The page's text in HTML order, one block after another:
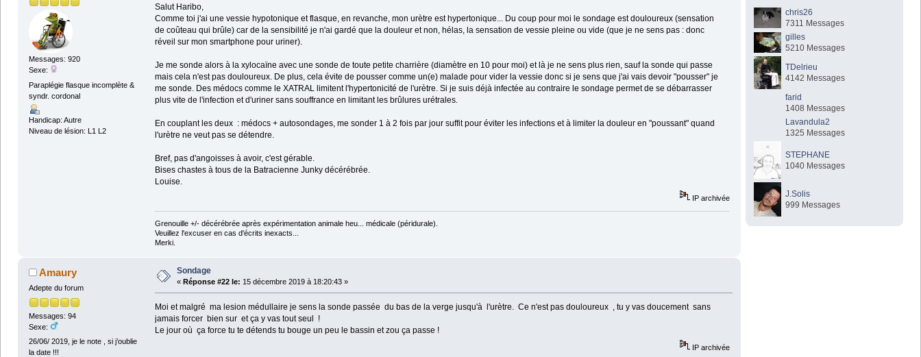
Messages: 920
Sexe:
Paraplégie flasque incomplète &
syndr. cordonal
Handicap: Autre
Niveau de lésion: L1 L2
Salut Haribo,
Comme toi j'ai une vessie hypotonique et flasque, en revanche, mon urètre est hypertonique... Du coup pour moi le sondage est douloureux (sensation
de coûteau qui brûle) car de la sensibilité je n'ai gardé que la douleur et non, hélas, la sensation de vessie pleine ou vide (que je ne sens pas : donc
réveil sur mon smartphone pour uriner).
Je me sonde alors à la xylocaïne avec une sonde de toute petite charrière (diamètre en 10 pour moi) et là je ne sens plus rien, sauf la sonde qui passe
mais cela n'est pas douloureux. De plus, cela évite de pousser comme un(e) malade pour vider la vessie donc si je sens que j'ai vais devoir "pousser" je
me sonde. Des médocs comme le XATRAL limitent l'hypertonicité de l'urètre. Si je suis déjà infectée au contraire le sondage permet de se débarrasser
plus vite de l'infection et d'uriner sans souffrance en limitant les brûlures urétrales.
En couplant les deux : médocs + autosondages, me sonder 1 à 2 fois par jour suffit pour éviter les infections et à limiter la douleur en "poussant" quand
l'urètre ne veut pas se détendre.
Bref, pas d'angoisses à avoir, c'est gérable.
Bises chastes à tous de la Batracienne Junky décérébrée.
Louise.
IP archivée
Grenouille +/- décérébrée après expérimentation animale heu... médicale (péridurale).
Veuillez l'excuser en cas d'écrits inexacts...
Merki.
Amaury
Adepte du forum
Messages: 94
Sexe:
26/06/ 2019, je le note , si j’oublie
la date !!!
Sondage
« Réponse #22 le: 15 décembre 2019 à 18:20:43 »
Moi et malgré ma lesion médullaire je sens la sonde passée du bas de la verge jusqu'à l'urètre. Ce n'est pas douloureux , tu y vas doucement sans
jamais forcer bien sur et ça y vas tout seul !
Le jour où ça force tu te détends tu bouge un peu le bassin et zou ça passe !
IP archivée
chris26
7311 Messages
gilles
5210 Messages
TDelrieu
4142 Messages
farid
1408 Messages
Lavandula2
1325 Messages
STEPHANE
1040 Messages
J.Solis
999 Messages